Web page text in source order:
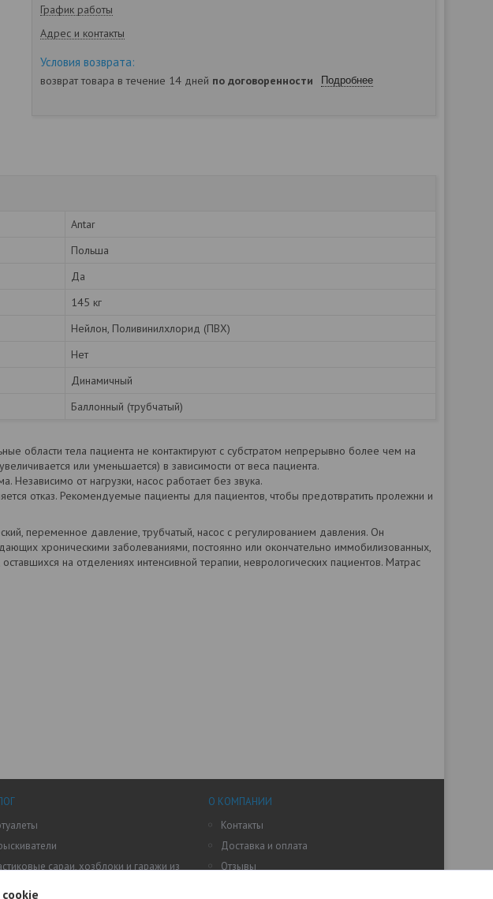
График работы
Адрес и контакты
возврат товара в течение 14 дней по договоренности Подробнее
Antar
Польша
Да
145 кг
Нейлон, Поливинилхлорид (ПВХ)
Нет
Динамичный
Баллонный (трубчатый)
области тела пациента не контактируют с субстратом непрерывно более чем на
или уменьшается) в зависимости от веса пациента.
от нагрузки, насос работает без звука.
отказ. Рекомендуемые пациенты для пациентов, чтобы предотвратить пролежни и
переменное давление, трубчатый, насос с регулированием давления. Он
хроническими заболеваниями, постоянно или окончательно иммобилизованных,
на отделениях интенсивной терапии, неврологических пациентов. Матрас
сараи, хозблоки и гаражи из
О КОМПАНИИ
Контакты
Доставка и оплата
Отзывы